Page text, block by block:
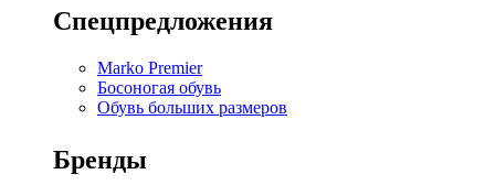
Спецпредложения
Marko Premier
Босоногая обувь
Обувь больших размеров
Бренды